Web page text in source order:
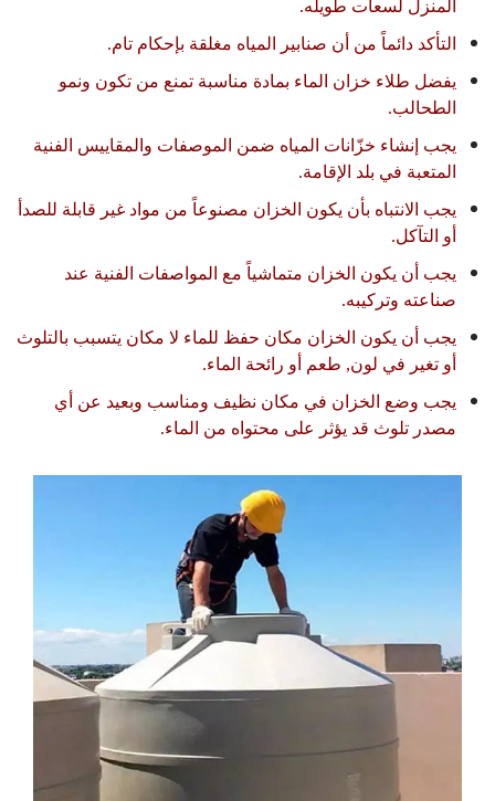
المنزل لسعات طويله.
التأكد دائماً من أن صنابير المياه مغلقة بإحكام تام.
يفضل طلاء خزان الماء بمادة مناسبة تمنع من تكون ونمو
الطحالب.
يجب إنشاء خزّانات المياه ضمن الموصفات والمقاييس الفنية
المتعبة في بلد الإقامة.
يجب الانتباه بأن يكون الخزان مصنوعاً من مواد غير قابلة للصدأ
أو التآكل.
يجب أن يكون الخزان متماشياً مع المواصفات الفنية عند
صناعته وتركيبه.
يجب أن يكون الخزان مكان حفظ للماء لا مكان يتسبب بالتلوث
أو تغير في لون, طعم أو رائحة الماء.
يجب وضع الخزان في مكان نظيف ومناسب وبعيد عن أي
مصدر تلوث قد يؤثر على محتواه من الماء.